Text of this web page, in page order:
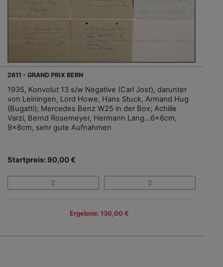
2611 - GRAND PRIX BERN
1935, Konvolut 13 s/w Negative (Carl Jost), darunter
von Leiningen, Lord Howe, Hans Stuck, Armand Hug
(Bugatti); Mercedes Benz W25 in der Box; Achille
Varzi, Bernd Rosemeyer, Hermann Lang…6x6cm,
9x6cm, sehr gute Aufnahmen
Startpreis: 90,00 €
Ergebnis: 130,00 €